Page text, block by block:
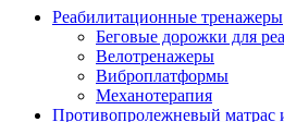
Реабилитационные тренажеры
Беговые дорожки для
Велотренажеры
Виброплатформы
Механотерапия
Противопролежневый матрас